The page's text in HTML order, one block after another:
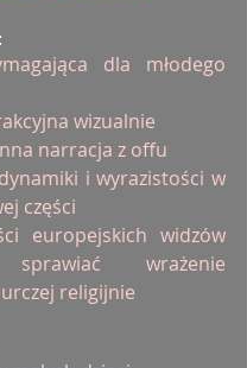
dla młodego
wizualnie
narracja z offu
i wyrazistości w
części
europejskich widzów
wrażenie
religijnie